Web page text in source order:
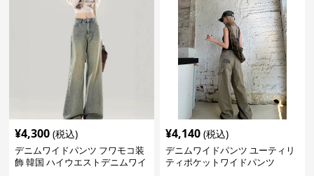
¥4,300 (税込)
デニムワイドパンツ フワモコ装
飾 韓国 ハイウエストデニムワイ
¥4,140 (税込)
デニムワイドパンツ ユーティリ
ティポケットワイドパンツ